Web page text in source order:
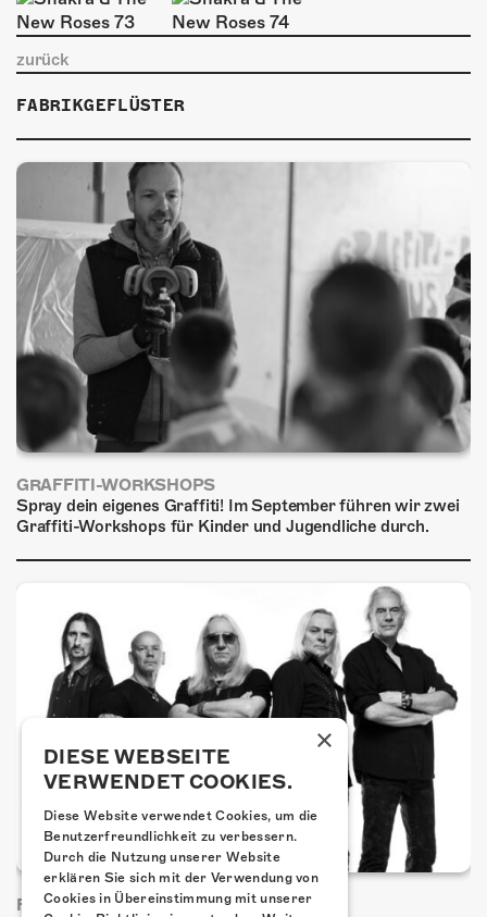
zurück
FABRIKGEFLÜSTER
GRAFFITI-WORKSHOPS
Spray dein eigenes Graffiti! Im September führen wir zwei
Graffiti-Workshops für Kinder und Jugendliche durch.
FRISCH BESTÄTIGT: URIAH HEEP
×
DIESE WEBSEITE
VERWENDET COOKIES.
Diese Website verwendet Cookies, um die
Benutzerfreundlichkeit zu verbessern.
Durch die Nutzung unserer Website
erklären Sie sich mit der Verwendung von
Cookies in Übereinstimmung mit unserer